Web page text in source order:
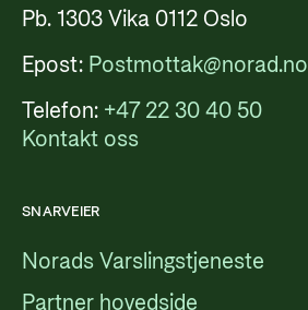
Pb. 1303 Vika 0112 Oslo
Epost: Postmottak@norad.no
Telefon: +47 22 30 40 50
Kontakt oss
SNARVEIER
Norads Varslingstjeneste
Partner hovedside